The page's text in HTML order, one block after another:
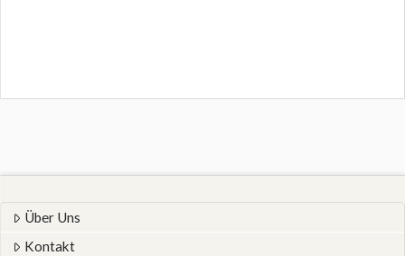
Über Uns
Kontakt